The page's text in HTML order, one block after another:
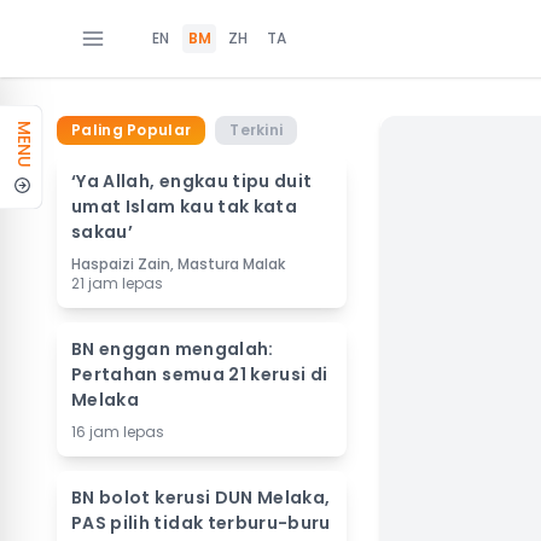
EN BM ZH TA
MENU Paling Popular Terkini
‘Ya Allah, engkau tipu duit
umat Islam kau tak kata
sakau’
Haspaizi Zain, Mastura Malak
21 jam lepas
BN enggan mengalah:
Pertahan semua 21 kerusi di
Melaka
16 jam lepas
BN bolot kerusi DUN Melaka,
PAS pilih tidak terburu-buru